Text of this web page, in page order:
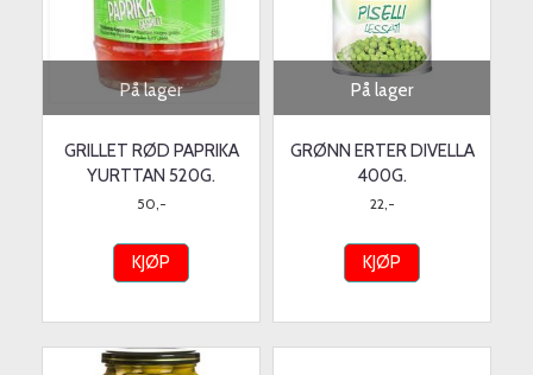
På lager
GRILLET RØD PAPRIKA
YURTTAN 520G.
50,-
KJØP
På lager
GRØNN ERTER DIVELLA
400G.
22,-
KJØP